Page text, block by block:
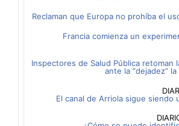
Reclaman que Europa no prohíba el
Francia comienza un
Inspectores de Salud Pública retoman
ante la “dejadez”
El canal de Arriola sigue siendo